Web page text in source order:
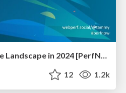
12 1.2k